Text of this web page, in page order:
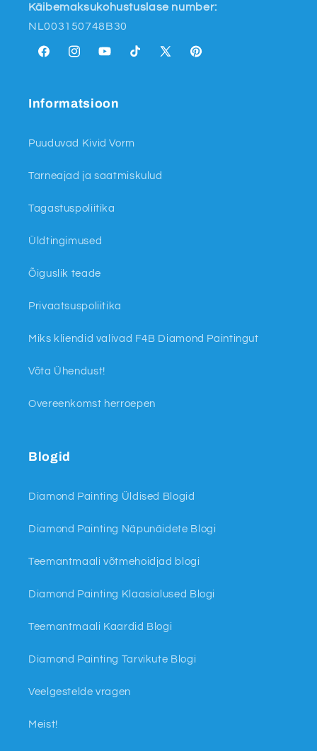
Käibemaksukohustuslase number:
NL003150748B30
FacebookInstagramYouTubeTikTok X
Pinterest
Informatsioon
Puuduvad Kivid Vorm
Tarneajad ja saatmiskulud
Tagastuspoliitika
Üldtingimused
Õiguslik teade
Privaatsuspoliitika
Miks kliendid valivad F4B Diamond Paintingut
Võta Ühendust!
Overeenkomst herroepen
Blogid
Diamond Painting Üldised Blogid
Diamond Painting Näpunäidete Blogi
Teemantmaali võtmehoidjad blogi
Diamond Painting Klaasialused Blogi
Teemantmaali Kaardid Blogi
Diamond Painting Tarvikute Blogi
Veelgestelde vragen
Meist!